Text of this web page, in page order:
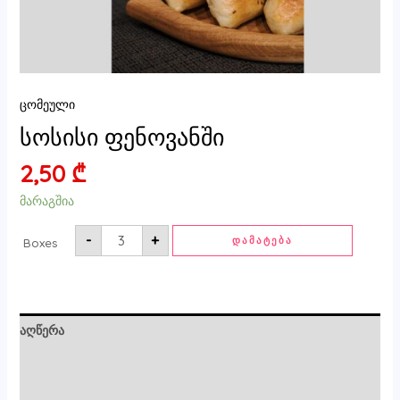
ცომეული
სოსისი ფენოვანში
2,50 ₾
მარაგშია
- +
Boxes ᲓᲐᲛᲐᲢᲔᲑᲐ
აღწერა